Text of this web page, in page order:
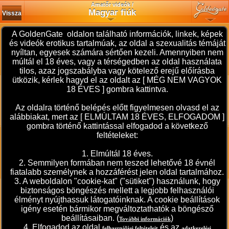
Amatőr videók /
Magyar fiúk
Vissza
A GoldenGate oldalon található információk, linkek, képek
és videók erotikus tartalmúak, az oldal a szexualitás témáját
nyíltan, egyesek számára sértően kezeli. Amennyiben nem
múltál el 18 éves, vagy a térségedben az oldal használata
tilos, azaz jogszabályba vagy kötelező erejű előírásba
ütközik, kérlek hagyd el az oldalt az [ MÉG NEM VAGYOK
18 ÉVES ] gombra kattintva.
Az oldalra történő belépés előtt figyelmesen olvasd el az
alábbiakat, mert az [ ELMÚLTAM 18 ÉVES, ELFOGADOM ]
gombra történő kattintással elfogadod a következő
feltételeket:
1. Elmúltál 18 éves.
2. Semmilyen formában nem teszed lehetővé 18 évnél
fiatalabb személynek a hozzáférést jelen oldal tartalmához.
3. A weboldalon "cookie-kat" ("sütiket") használunk, hogy
biztonságos böngészés mellett a legjobb felhasználói
élményt nyújthassuk látogatóinknak. A cookie beállítások
igény esetén bármikor megváltoztathatók a böngésző
beállításaiban. (További információk)
4. Elfogadod az oldal
és az
HWboy: Élvhajhászat szólóban
Az októberi hónapot egy újabb faszveréssel búcsúztattam.Lányok, párok észrevételeit várom.A cívisvárosból főként.
Hossz: 2:44 perc - 2009. október 31.
Cimkék: magyar fiúk , fiúk
flörtölök: Maszti
Hossz: 1:01 perc - 2009. október 31.
Cimkék: magyar fiúk , fiúk
izone: Rövid részlet az élvezetből
Hossz: 3:18 perc - 2009. október 30.
Cimkék: magyar fiúk , fiúk
skandargrun: unaloműzés2
hölgyek véleményét várom továbbra is És partnert keresek a párok videokategoriához
Hossz: 0:30 perc - 2009. október 25.
Cimkék: magyar fiúk , fiúk